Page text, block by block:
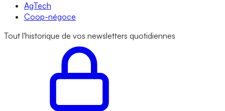
AgTech
Coop-négoce
Tout l'historique de vos newsletters quotidiennes